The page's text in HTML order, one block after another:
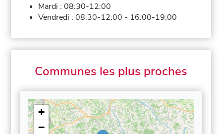
Mardi :08:30-12:00
Vendredi :08:30-12:00 - 16:00-19:00
Communes les plus proches
+
−